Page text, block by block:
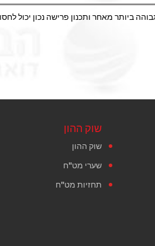
ביותר מאחר ותכנון פרישה נכון
שוק ההון
שוק ההון
שערי מט"ח
תחזיות מט"ח